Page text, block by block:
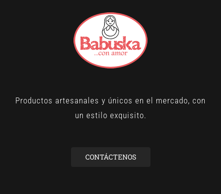
Productos artesanales y únicos en el mercado, con
un estilo exquisito.
CONTÁCTENOS